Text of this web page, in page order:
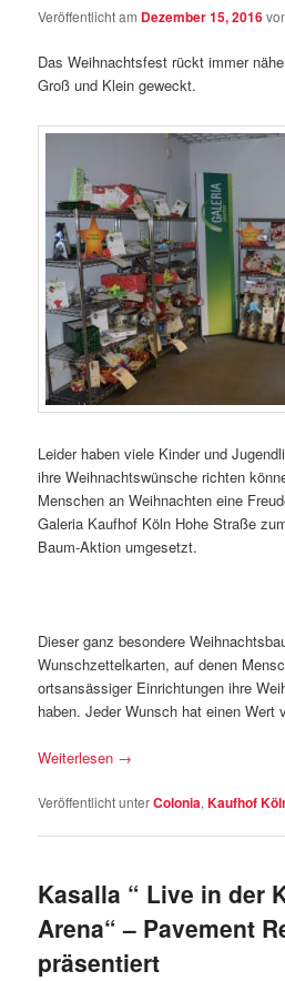
Veröffentlicht am Dezember 15, 2016
Das Weihnachtsfest rückt immer
Groß und Klein geweckt.
Leider haben viele Kinder und
ihre Weihnachtswünsche richten
Menschen an Weihnachten eine
Galeria Kaufhof Köln Hohe Straße
Baum-Aktion umgesetzt.
Dieser ganz besondere
Wunschzettelkarten, auf denen
ortsansässiger Einrichtungen ihre
haben. Jeder Wunsch hat einen Wert
Weiterlesen →
Veröffentlicht unterColonia,Kaufhof
Kasalla “ Live in der
Arena“ – Pavement
präsentiert